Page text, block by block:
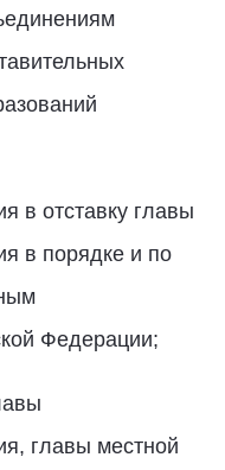
в отставку главы
в порядке и по
Федерации;
главы местной